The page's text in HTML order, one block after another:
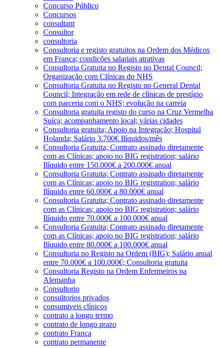
Concurso Público
Concursos
consultant
Consultor
consultoria
Consultoria e registo gratuitos na Ordem dos Médicos
em França; condições salariais atrativas
Consultoria Gratuita no Registo no Dental Council;
Organização com Clínicas do NHS
Consultoria Gratuita no Registo no General Dental
Council; Integração em rede de clínicas de prestígio
com parceria com o NHS; evolução na carreia
Consultoria gratuita registo do curso na Cruz Vermelha
Suíça; acompanhamento local; várias cidades
Consultoria gratuita; Apoio na Integração; Hospital
Holanda; Salário 3.700€ Ilíquidos/mês
Consultoria Gratuita; Contrato assinado diretamente
com as Clínicas; apoio no BIG registration; salário
Ilíquido entre 150.000€ a 200.000€ anual
Consultoria Gratuita; Contrato assinado diretamente
com as Clínicas; apoio no BIG registration; salário
Ilíquido entre 60.000€ a 80.000€ anual
Consultoria Gratuita; Contrato assinado diretamente
com as Clínicas; apoio no BIG registration; salário
Ilíquido entre 70.000€ a 100.000€ anual
Consultoria Gratuita; Contrato assinado diretamente
com as Clínicas; apoio no BIG registration; salário
Ilíquido entre 80.000€ a 100.000€ anual
Consultoria no Registo na Ordem (BIG); Salário anual
entre 70.000€ a 100.000€; Consultoria gratuita
Consultoria Registo na Ordem Enfermeiros na
Alemanha
Consultorio
consultorios privados
consumiveis clínicos
contrato a longo termo
contrato de longo prazo
contrato França
contrato permanente